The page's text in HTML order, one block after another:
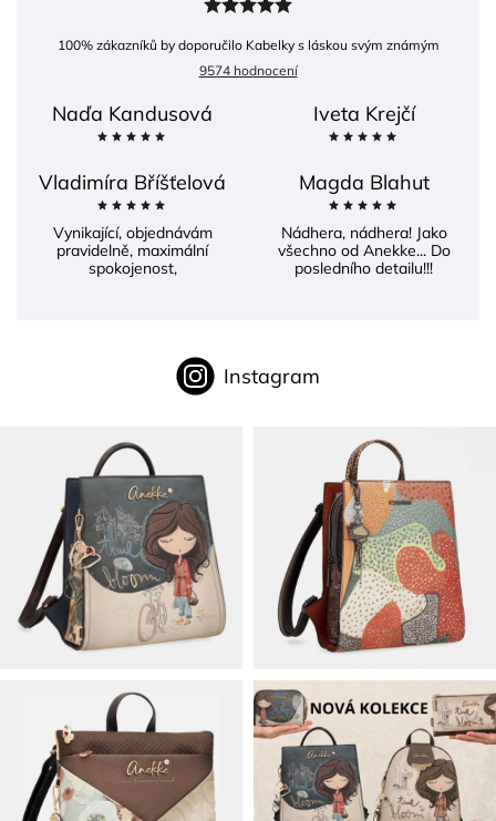
100% zákazníků by doporučilo Kabelky s láskou svým známým
9574 hodnocení
Naďa Kandusová Iveta Krejčí
Vladimíra Bříšťelová
Vynikající, objednávám
pravidelně, maximální
spokojenost,
Magda Blahut
Nádhera, nádhera! Jako
všechno od Anekke... Do
posledního detailu!!!
Instagram